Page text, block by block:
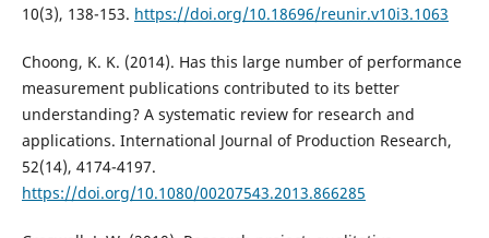
10(3), 138-153. https://doi.org/10.18696/reunir.v10i3.1063
Choong, K. K. (2014). Has this large number of performance
measurement publications contributed to its better
understanding? A systematic review for research and
applications. International Journal of Production Research,
52(14), 4174-4197.
https://doi.org/10.1080/00207543.2013.866285